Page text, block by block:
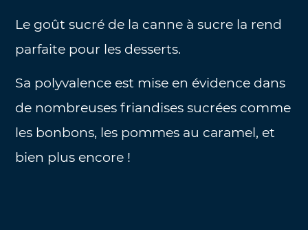
Le goût sucré de la canne à sucre la rend
parfaite pour les desserts.
Sa polyvalence est mise en évidence dans
de nombreuses friandises sucrées comme
les bonbons, les pommes au caramel, et
bien plus encore !